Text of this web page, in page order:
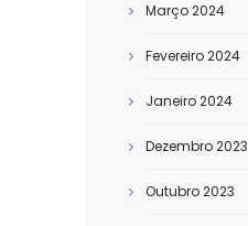
Março 2024
Fevereiro 2024
Janeiro 2024
Dezembro 2023
Outubro 2023